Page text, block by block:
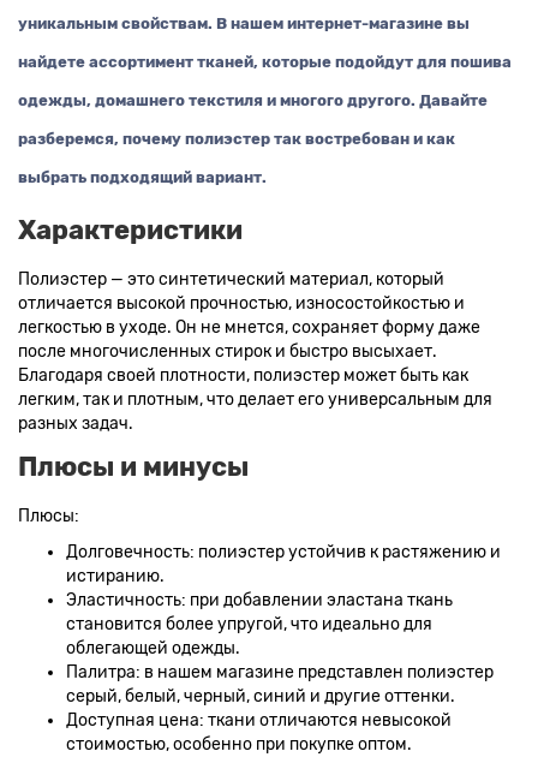
Ткани цвета пудра
Ткани персикового цвета
Ткани оранжевого цвета
Ткани оливкового цвета
Цвет ткани мятный
Ткани цвета айвори, молочные оттенки
Ткани лимонного цвета
Ткани красного цвета разных оттенков
Изумрудный цвет ткани
Ткани зеленого цвета
Ткани желтого цвета
Ткани цвета индиго
Цвет ткани бордовый
Купить ткань белого цвета
Цвет ткани бежевый
уникальным свойствам. В нашем интернет-магазине вы
найдете ассортимент тканей, которые подойдут для пошива
одежды, домашнего текстиля и многого другого. Давайте
разберемся, почему полиэстер так востребован и как
выбрать подходящий вариант.
Характеристики
Полиэстер — это синтетический материал, который
отличается высокой прочностью, износостойкостью и
легкостью в уходе. Он не мнется, сохраняет форму даже
после многочисленных стирок и быстро высыхает.
Благодаря своей плотности, полиэстер может быть как
легким, так и плотным, что делает его универсальным для
разных задач.
Плюсы и минусы
Плюсы:
Долговечность: полиэстер устойчив к растяжению и
истиранию.
Эластичность: при добавлении эластана ткань
становится более упругой, что идеально для
облегающей одежды.
Палитра: в нашем магазине представлен полиэстер
серый, белый, черный, синий и другие оттенки.
Доступная цена: ткани отличаются невысокой
стоимостью, особенно при покупке оптом.